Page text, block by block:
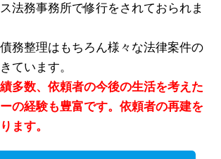
法務事務所で修行をされておられま
務整理はもちろん様々な法律案件の
ています。
多数、依頼者の今後の生活を考えた
の経験も豊富です。依頼者の再建を
ます。